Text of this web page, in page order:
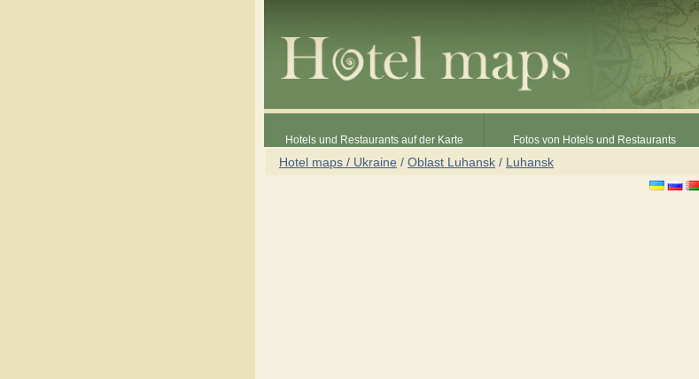
Hotels und Restaurants auf der Karte Fotos von Hotels und Restaurants
Hotel maps / Ukraine / Oblast Luhansk / Luhansk